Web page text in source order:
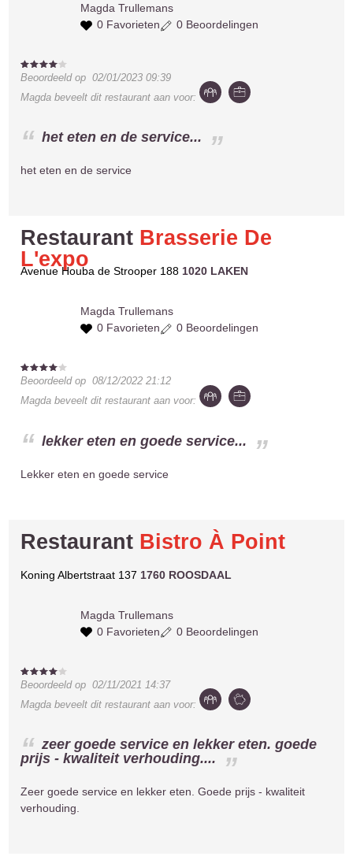
Magda Trullemans
0 Favorieten
0 Beoordelingen
Beoordeeld op02/01/2023 09:39
Magda beveelt dit restaurant aan voor:
het eten en de service...
het eten en de service
Restaurant Brasserie De
L'expo
Avenue Houba de Strooper 188 1020 LAKEN
Magda Trullemans
0 Favorieten
0 Beoordelingen
Beoordeeld op08/12/2022 21:12
Magda beveelt dit restaurant aan voor:
lekker eten en goede service...
Lekker eten en goede service
Restaurant Bistro À Point
Koning Albertstraat 137 1760 ROOSDAAL
Magda Trullemans
0 Favorieten
0 Beoordelingen
Beoordeeld op02/11/2021 14:37
Magda beveelt dit restaurant aan voor:
zeer goede service en lekker eten. goede
prijs - kwaliteit verhouding....
Zeer goede service en lekker eten. Goede prijs - kwaliteit
verhouding.